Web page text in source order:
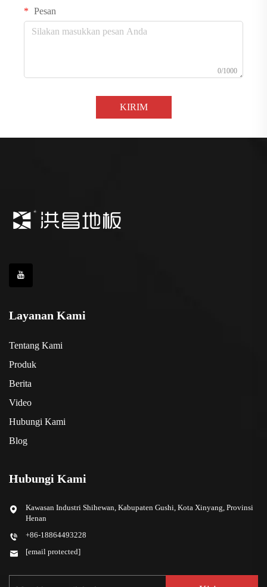
Pesan
0/1000
KIRIM
Layanan Kami
Tentang Kami
Produk
Berita
Video
Hubungi Kami
Blog
Hubungi Kami
Kawasan Industri Shihewan, Kabupaten Gushi, Kota Xinyang, Provinsi
Henan
+86-18864493228
[email protected]